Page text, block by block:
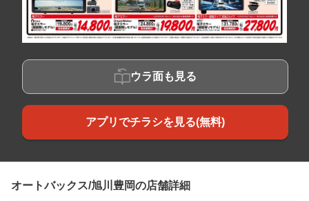
ウラ面も見る
アプリでチラシを見る(無料)
オートバックス/旭川豊岡の店舗詳細